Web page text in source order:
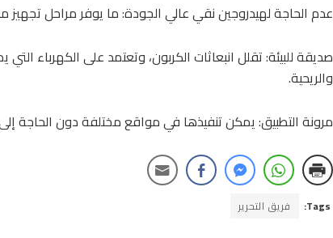
عدم الحاجة لهيدروجين نقي عالي الجودة: ما يوفر مراحل
صديقة للبيئة: تقلل انبعاثات الكربون، وتعتمد على الكهرباء
والريحية.
مرونة التطبيق: يمكن تنفيذها في مواقع مختلفة دون الحاجة
Tags: فريق التحرير